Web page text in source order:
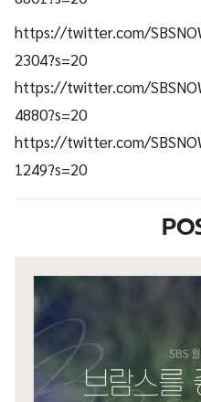
https://twitter.com/
2304?s=20
https://twitter.com/
4880?s=20
https://twitter.com/
1249?s=20